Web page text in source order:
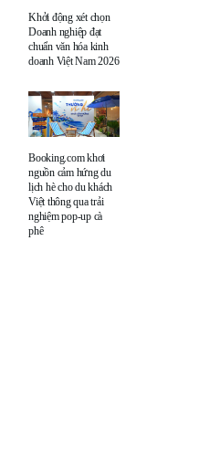
Khởi động xét chọn
Doanh nghiệp đạt
chuẩn văn hóa kinh
doanh Việt Nam 2026
Booking.com khơi
nguồn cảm hứng du
lịch hè cho du khách
Việt thông qua trải
nghiệm pop-up cà
phê